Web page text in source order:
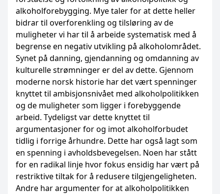
alkoholforebygging. Mye taler for at dette heller
bidrar til overforenkling og tilsløring av de
muligheter vi har til å arbeide systematisk med å
begrense en negativ utvikling på alkoholområdet.
Synet på danning, gjendanning og omdanning av
kulturelle strømninger er del av dette. Gjennom
moderne norsk historie har det vært spenninger
knyttet til ambisjonsnivået med alkoholpolitikken
og de muligheter som ligger i forebyggende
arbeid. Tydeligst var dette knyttet til
argumentasjoner for og imot alkoholforbudet
tidlig i forrige århundre. Dette har også lagt som
en spenning i avholdsbevegelsen. Noen har stått
for en radikal linje hvor fokus ensidig har vært på
restriktive tiltak for å redusere tilgjengeligheten.
Andre har argumenter for at alkoholpolitikken